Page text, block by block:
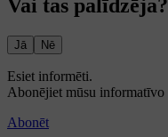
Vai tas palīdzēja?
Jā Nē